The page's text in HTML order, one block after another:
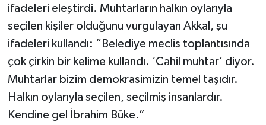
ifadeleri eleştirdi. Muhtarların halkın oylarıyla
seçilen kişiler olduğunu vurgulayan Akkal, şu
ifadeleri kullandı: “Belediye meclis toplantısında
çok çirkin bir kelime kullandı. ‘Cahil muhtar’ diyor.
Muhtarlar bizim demokrasimizin temel taşıdır.
Halkın oylarıyla seçilen, seçilmiş insanlardır.
Kendine gel İbrahim Büke.”